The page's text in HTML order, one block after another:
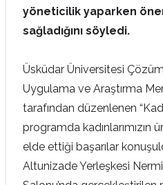
yöneticilik yaparken
sağladığını söyledi.
Üsküdar Üniversitesi Çözüm
Uygulama ve Araştırma
tarafından düzenlenen
programda kadınlarımızın
elde ettiği başarılar
Altunizade Yerleşkesi